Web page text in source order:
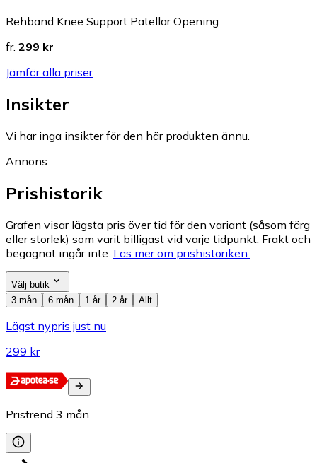
Rehband Knee Support Patellar Opening
fr. 299 kr
Jämför alla priser
Insikter
Vi har inga insikter för den här produkten ännu.
Annons
Prishistorik
Grafen visar lägsta pris över tid för den variant (såsom färg
eller storlek) som varit billigast vid varje tidpunkt. Frakt och
begagnat ingår inte. Läs mer om prishistoriken.
Välj butik
3 mån
6 mån 1 år 2 år Allt
Lägst nypris just nu
299 kr
Pristrend 3 mån